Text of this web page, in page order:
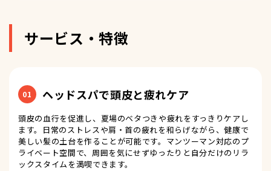
サービス・特徴
01 ヘッドスパで頭皮と疲れケア
頭皮の血行を促進し、夏場のベタつきや疲れをすっきりケアし
ます。日常のストレスや肩・首の疲れを和らげながら、健康で
美しい髪の土台を作ることが可能です。マンツーマン対応のプ
ライベート空間で、周囲を気にせずゆったりと自分だけのリラ
ックスタイムを満喫できます。